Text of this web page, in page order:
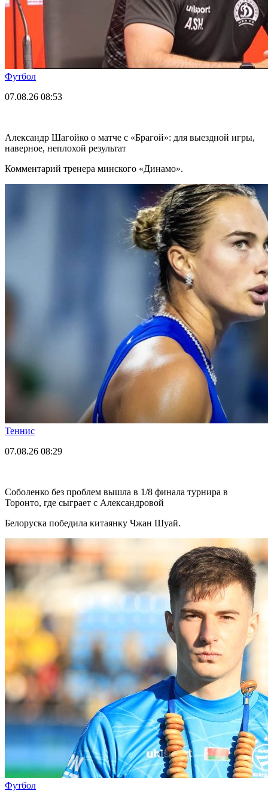
Футбол
07.08.26 08:53
Александр Шагойко о матче с «Брагой»: для выездной игры,
наверное, неплохой результат
Комментарий тренера минского «Динамо».
Теннис
07.08.26 08:29
Соболенко без проблем вышла в 1/8 финала турнира в
Торонто, где сыграет с Александровой
Белоруска победила китаянку Чжан Шуай.
Футбол